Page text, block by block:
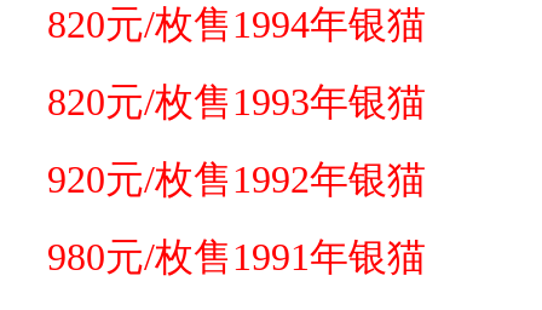
820元/枚售1994年银猫
820元/枚售1993年银猫
920元/枚售1992年银猫
980元/枚售1991年银猫